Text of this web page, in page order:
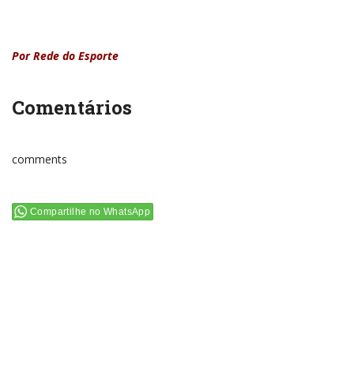
Por Rede do Esporte
Comentários
comments
Compartilhe no WhatsApp